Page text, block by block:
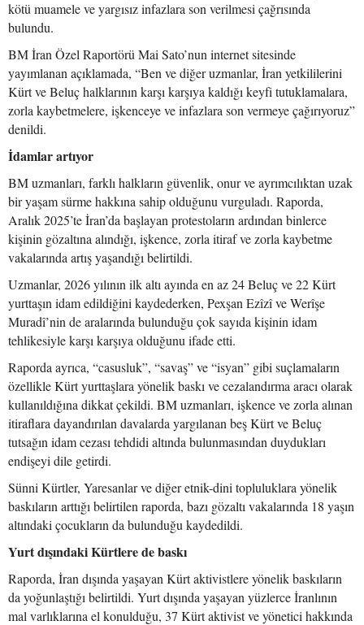
kötü muamele ve yargısız infazlara son verilmesi çağrısında
bulundu.
BM İran Özel Raportörü Mai Sato’nun internet sitesinde
yayımlanan açıklamada, “Ben ve diğer uzmanlar, İran yetkililerini
Kürt ve Beluç halklarının karşı karşıya kaldığı keyfi tutuklamalara,
zorla kaybetmelere, işkenceye ve infazlara son vermeye çağırıyoruz”
denildi.
İdamlar artıyor
BM uzmanları, farklı halkların güvenlik, onur ve ayrımcılıktan uzak
bir yaşam sürme hakkına sahip olduğunu vurguladı. Raporda,
Aralık 2025’te İran’da başlayan protestoların ardından binlerce
kişinin gözaltına alındığı, işkence, zorla itiraf ve zorla kaybetme
vakalarında artış yaşandığı belirtildi.
Uzmanlar, 2026 yılının ilk altı ayında en az 24 Beluç ve 22 Kürt
yurttaşın idam edildiğini kaydederken, Pexşan Ezîzî ve Werîşe
Muradî’nin de aralarında bulunduğu çok sayıda kişinin idam
tehlikesiyle karşı karşıya olduğunu ifade etti.
Raporda ayrıca, “casusluk”, “savaş” ve “isyan” gibi suçlamaların
özellikle Kürt yurttaşlara yönelik baskı ve cezalandırma aracı olarak
kullanıldığına dikkat çekildi. BM uzmanları, işkence ve zorla alınan
itiraflara dayandırılan davalarda yargılanan beş Kürt ve Beluç
tutsağın idam cezası tehdidi altında bulunmasından duydukları
endişeyi dile getirdi.
Sünni Kürtler, Yaresanlar ve diğer etnik-dini topluluklara yönelik
baskıların arttığı belirtilen raporda, bazı gözaltı vakalarında 18 yaşın
altındaki çocukların da bulunduğu kaydedildi.
Yurt dışındaki Kürtlere de baskı
Raporda, İran dışında yaşayan Kürt aktivistlere yönelik baskıların
da yoğunlaştığı belirtildi. Yurt dışında yaşayan yüzlerce İranlının
mal varlıklarına el konulduğu, 37 Kürt aktivist ve yönetici hakkında